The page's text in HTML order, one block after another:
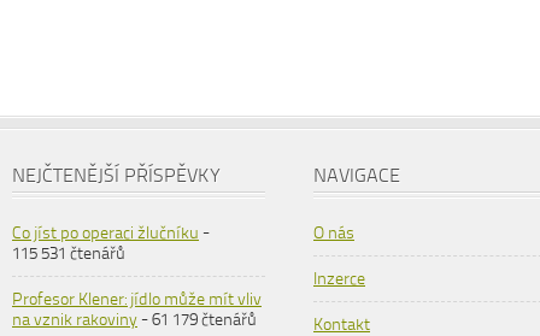
NEJČTENĚJŠÍ PŘÍSPĚVKY
Co jíst po operaci žlučníku -
115 531 čtenářů
Profesor Klener: jídlo může mít vliv
na vznik rakoviny- 61 179 čtenářů
NAVIGACE
O nás
Inzerce
Kontakt